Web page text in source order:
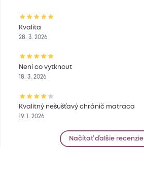
Kvalita
28. 3. 2026
Není co vytknout
18. 3. 2026
Kvalitný nešušťavý chránič matraca
19. 1. 2026
Načítať ďalšie recenzie